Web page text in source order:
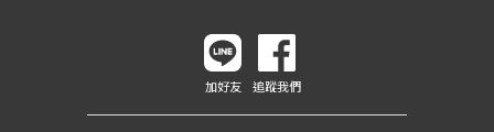
加好友 追蹤我們